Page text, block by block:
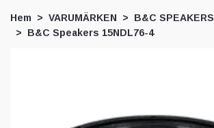
Hem VARUMÄRKEN
B&C SPEAKERS
B&C Speakers 15NDL76-4